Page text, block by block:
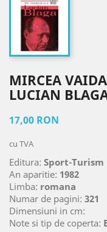
MIRCEA
LUCIAN
17,00 RON
cu TVA
Editura: Sport-Turism
An aparitie: 1982
Limba: romana
Numar de pagini: 321
Dimensiuni in cm:
Note si tip de coperta: